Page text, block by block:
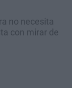
no necesita
con mirar de